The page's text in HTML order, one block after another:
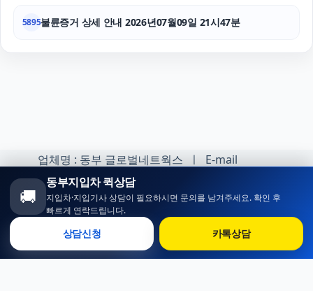
5895불륜증거 상세 안내 2026년07월09일 21시47분
업체명 : 동부 글로벌네트웍스 ㅣ E-mail
:minhoh1@naver.com
카카오톡 오픈채팅 :
https://open.kakao.com/o/sqlsXOji
Copyright ⓒ 동부 지입차 All rights reserved.
🚚
동부지입차 퀵상담
지입차·지입기사 상담이 필요하시면 문의를 남겨주세요. 확인 후
빠르게 연락드립니다.
상담신청 카톡상담